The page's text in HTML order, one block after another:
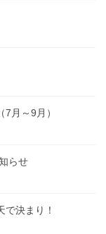
7月～9月）
らせ
決まり！